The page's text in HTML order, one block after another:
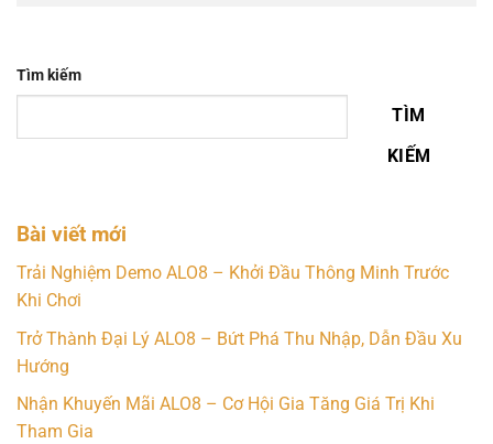
Tìm kiếm
TÌM
KIẾM
Bài viết mới
Trải Nghiệm Demo ALO8 – Khởi Đầu Thông Minh Trước
Khi Chơi
Trở Thành Đại Lý ALO8 – Bứt Phá Thu Nhập, Dẫn Đầu Xu
Hướng
Nhận Khuyến Mãi ALO8 – Cơ Hội Gia Tăng Giá Trị Khi
Tham Gia